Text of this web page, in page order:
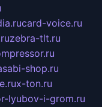
card-voice.ru
zebra-tlt.ru
shop.ru
x-ton.ru
lyubov-i-grom.ru